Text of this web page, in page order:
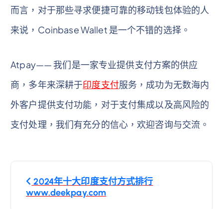
而言，对于那些寻求便捷可靠的移动钱包体验的人
来说，Coinbase Wallet 是一个不错的选择。
Atpay—— 我们是一家专业提供支付方案的供应
商，多年来深耕于印度支付服务，成功为无数海内
外客户提供支付功能，对于支付集成以及高风险的
支付处理，我们有充分的信心，欢迎咨询与交流。
文
章
2024年十大印度支付方式排行
www.deekpay.com